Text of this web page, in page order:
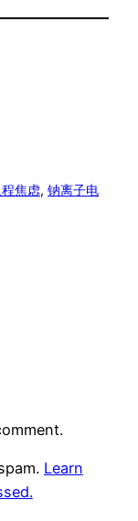
程焦虑, 钠离子电
Learn